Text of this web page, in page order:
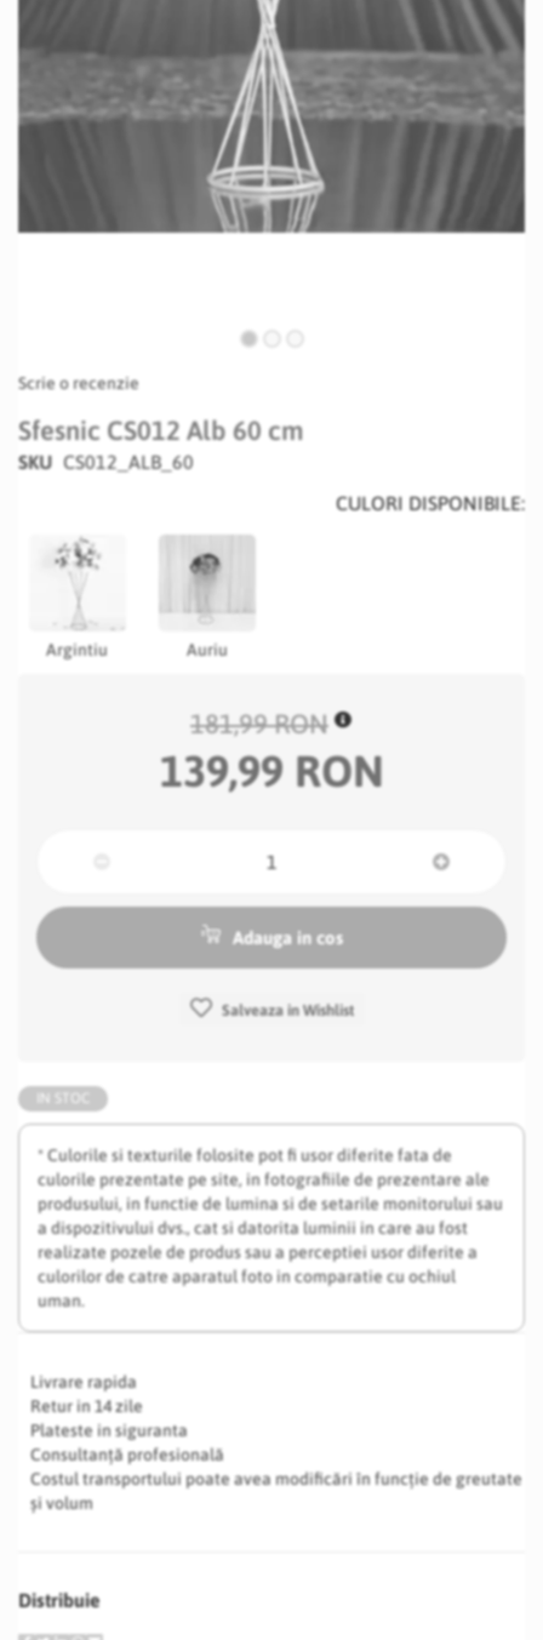
to
the
beginning
of
Scrie o recenzie
Sfesnic CS012 Alb 60 cm
SKU CS012_ALB_60
* Culorile si texturile folosite pot fi usor diferite fata de
culorile prezentate pe site, in fotografiile de prezentare ale
produsului, in functie de lumina si de setarile monitorului sau
a dispozitivului dvs., cat si datorita luminii in care au fost
realizate pozele de produs sau a perceptiei usor diferite a
culorilor de catre aparatul foto in comparatie cu ochiul
uman.
Livrare rapida
Retur in 14 zile
Plateste in siguranta
Consultanță profesională
Costul transportului poate avea modificări în funcție de greutate
și volum
Distribuie
CULORI DISPONIBILE:
Argintiu Auriu
181,99 RON
139,99 RON
Adauga in cos
Salveaza in Wishlist